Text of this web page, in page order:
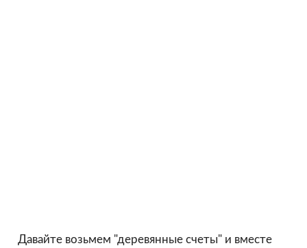
Давайте возьмем "деревянные счеты" и вместе